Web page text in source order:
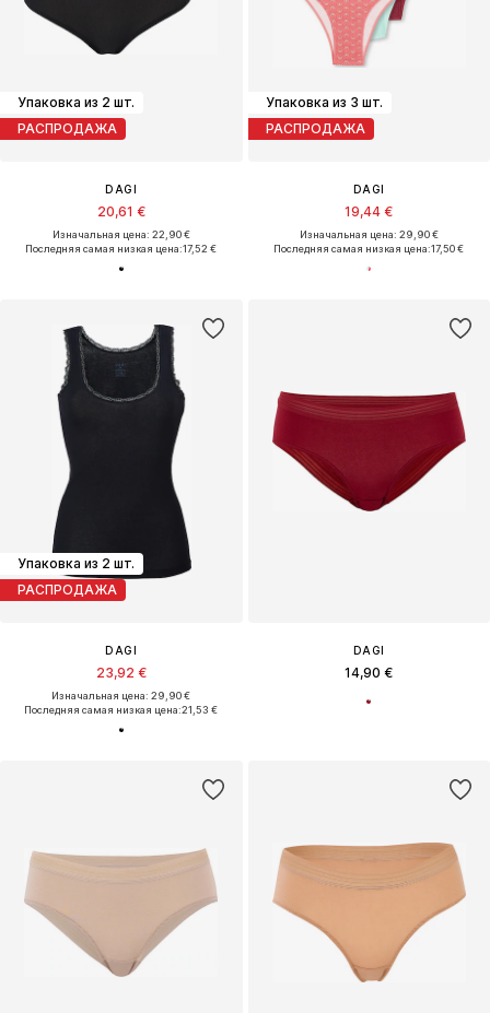
Упаковка из 2 шт.
РАСПРОДАЖА
DAGI
20,61 €
Изначальная цена: 22,90 €
Последняя самая низкая цена:17,52 €
Упаковка из 3 шт.
РАСПРОДАЖА
DAGI
19,44 €
Изначальная цена: 29,90 €
Последняя самая низкая цена:17,50 €
Упаковка из 2 шт.
РАСПРОДАЖА
DAGI
23,92 €
Изначальная цена: 29,90 €
Последняя самая низкая цена:21,53 €
DAGI
14,90 €